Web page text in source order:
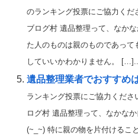
のランキング投票にご協力く
ブログ村 遺品整理って、なか
た人のものは親のものであって
していいかわかりません。 […]...
遺品整理業者でおすすめ
ランキング投票にご協力くだ
ログ村 遺品整理って、なかな
(~_~) 特に親の物を片付けるこ